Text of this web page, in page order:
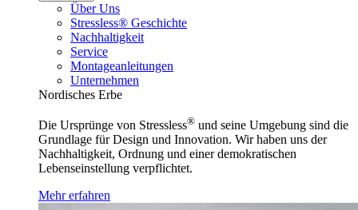
Über Uns
Stressless® Geschichte
Nachhaltigkeit
Service
Montageanleitungen
Unternehmen
Nordisches Erbe
Die Ursprünge von Stressless® und seine Umgebung sind die
Grundlage für Design und Innovation. Wir haben uns der
Nachhaltigkeit, Ordnung und einer demokratischen
Lebenseinstellung verpflichtet.
Mehr erfahren